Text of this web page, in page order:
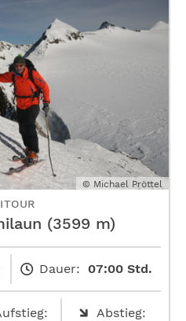
© Michael Pröttel
(3599 m)
Dauer: 07:00 Std.
Abstieg: